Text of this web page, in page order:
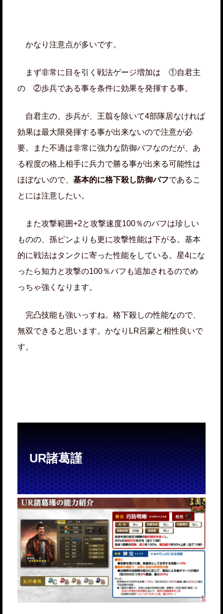
かなり注意点が多いです。
まず非常に目を引く戦法ゲージ増加は ①自君主
の ②歩兵である事を条件に効果を発揮する事。
自君主の、歩兵が、王翦を除いて4部隊居なければ
効果は最大限発揮する事が出来ないので注意が必
要。また不適は非常に強力な防御バフなのだが、あ
る程度の格上相手に兵力で勝る事が出来る可能性は
ほぼないので、 基本的に格下殺し防御バフであるこ
とには注意したい。
また攻撃範囲+2と攻撃速度100％のバフは珍しい
ものの、孫ピンよりも更に攻撃性能は下がる。基本
的に戦法はタンクに寄った性能をしている。星4にな
ったら知力と攻撃の100％バフも追加されるのでめ
っちゃ強くなります。
完凸技能も強いっすね。格下殺しの性能なので、
無双できると思います。かなりLR呂蒙と相性良いで
す。
UR諸葛謹